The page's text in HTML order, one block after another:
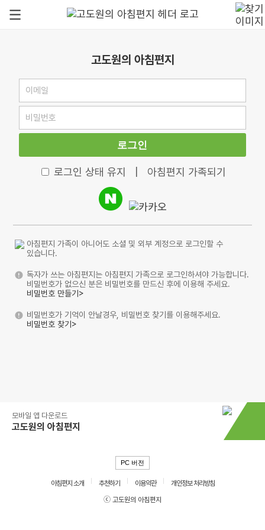
고도원의 아침편지
로그인
로그인 상태 유지 아침편지 가족되기
아침편지 가족이 아니어도 소셜 및 외부 계정으로 로그인할 수
있습니다.
독자가 쓰는 아침편지는 아침편지 가족으로 로그인하셔야 가능합니다.
비밀번호가 없으신 분은 비밀번호를 만드신 후에 이용해 주세요.
비밀번호 만들기>
비밀번호가 기억이 안날경우, 비밀번호 찾기를 이용해주세요.
비밀번호 찾기>
모바일 앱 다운로드
고도원의 아침편지
PC 버전
아침편지 소개 추천하기 이용약관
개인정보 처리방침
ⓒ 고도원의 아침편지